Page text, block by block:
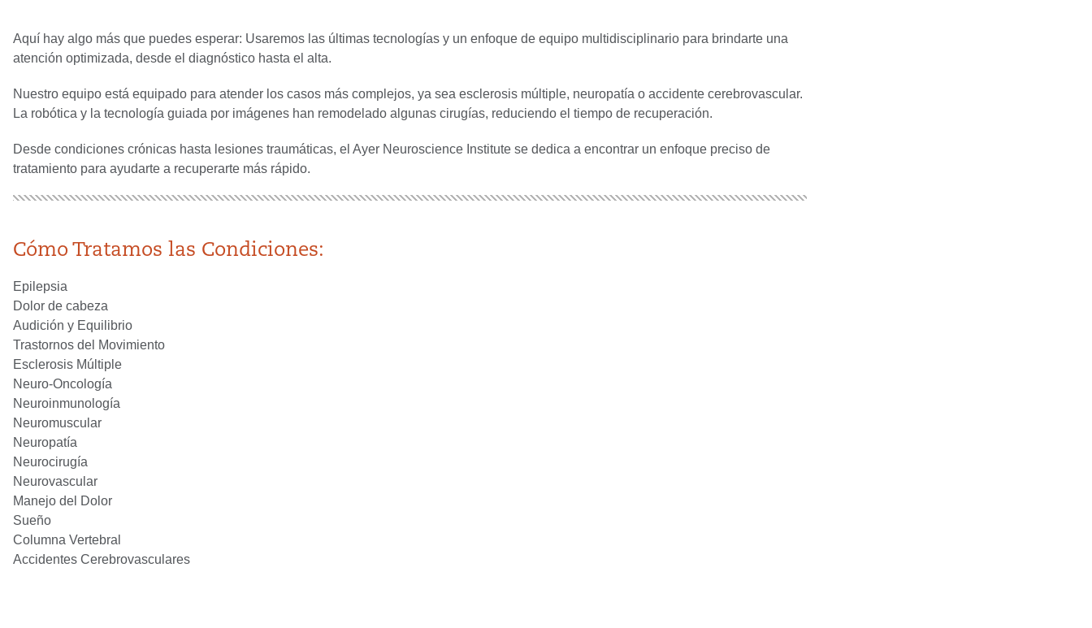
Aquí hay algo más que puedes esperar: Usaremos las últimas tecnologías y un enfoque de equipo multidisciplinario para brindarte una
atención optimizada, desde el diagnóstico hasta el alta.
Nuestro equipo está equipado para atender los casos más complejos, ya sea esclerosis múltiple, neuropatía o accidente cerebrovascular.
La robótica y la tecnología guiada por imágenes han remodelado algunas cirugías, reduciendo el tiempo de recuperación.
Desde condiciones crónicas hasta lesiones traumáticas, el Ayer Neuroscience Institute se dedica a encontrar un enfoque preciso de
tratamiento para ayudarte a recuperarte más rápido.
Cómo Tratamos las Condiciones:
Epilepsia
Dolor de cabeza
Audición y Equilibrio
Trastornos del Movimiento
Esclerosis Múltiple
Neuro-Oncología
Neuroinmunología
Neuromuscular
Neuropatía
Neurocirugía
Neurovascular
Manejo del Dolor
Sueño
Columna Vertebral
Accidentes Cerebrovasculares